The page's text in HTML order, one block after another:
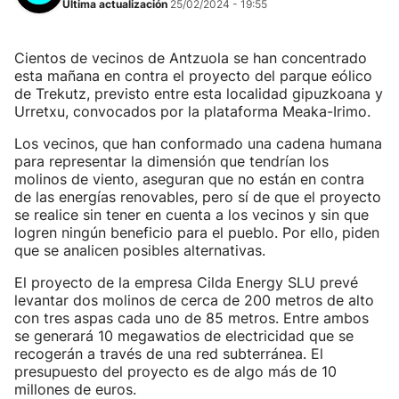
Última actualización 25/02/2024 - 19:55
Cientos de vecinos de Antzuola se han concentrado
esta mañana en contra el proyecto del parque eólico
de Trekutz, previsto entre esta localidad gipuzkoana y
Urretxu, convocados por la plataforma Meaka-Irimo.
Los vecinos, que han conformado una cadena humana
para representar la dimensión que tendrían los
molinos de viento, aseguran que no están en contra
de las energías renovables, pero sí de que el proyecto
se realice sin tener en cuenta a los vecinos y sin que
logren ningún beneficio para el pueblo. Por ello, piden
que se analicen posibles alternativas.
El proyecto de la empresa Cilda Energy SLU prevé
levantar dos molinos de cerca de 200 metros de alto
con tres aspas cada uno de 85 metros. Entre ambos
se generará 10 megawatios de electricidad que se
recogerán a través de una red subterránea. El
presupuesto del proyecto es de algo más de 10
millones de euros.